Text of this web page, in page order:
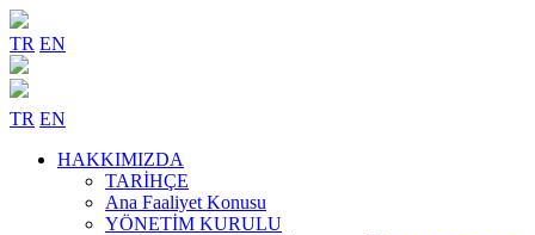
TR EN
TR EN
HAKKIMIZDA
TARİHÇE
Ana Faaliyet Konusu
YÖNETİM KURULU